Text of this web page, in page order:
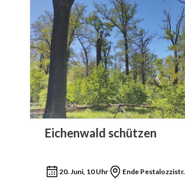
Eichenwald schützen
20. Juni, 10 Uhr Ende Pestalozzistr.